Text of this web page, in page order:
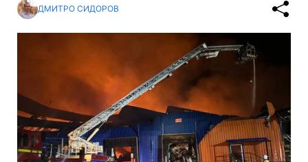
ДМИТРО СИДОРОВ